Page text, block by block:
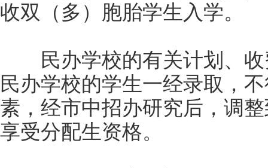
收双（多）胞胎学生入学。
民办学校的有关计划、收
民办学校的学生一经录取，
素，经市中招办研究后，调
享受分配生资格。